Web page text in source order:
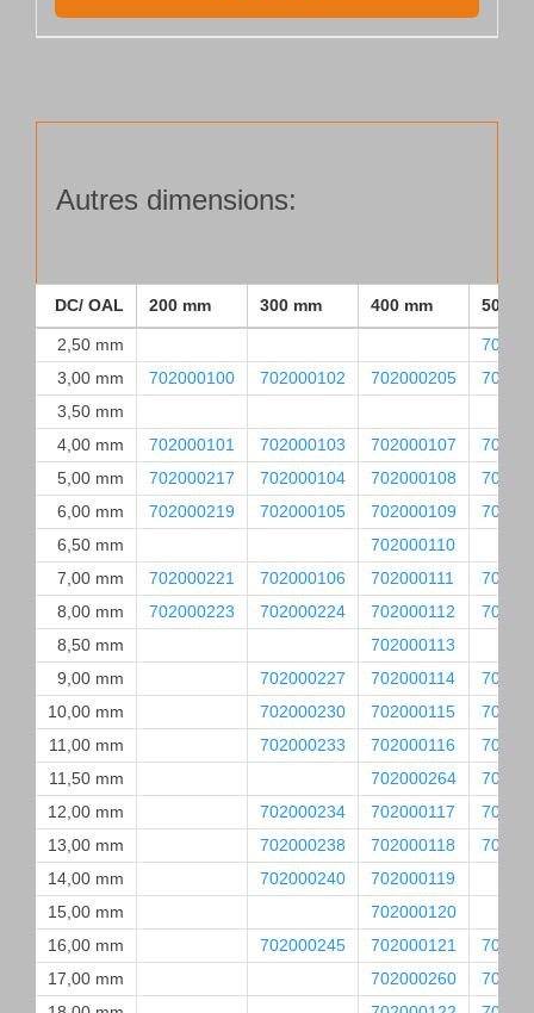
Autres dimensions:
DC/ OAL 200 mm 300 mm 400 mm 500
2,50 mm
3,00 mm
702000100 702000102 702000205
3,50 mm
4,00 mm
702000101 702000103 702000107
5,00 mm
702000217 702000104 702000108
6,00 mm
702000219 702000105 702000109
6,50 mm
702000110
7,00 mm
702000221 702000106 702000111
8,00 mm
702000223 702000224 702000112
8,50 mm
702000113
9,00 mm
702000227 702000114
10,00 mm
702000230 702000115
11,00 mm
702000233 702000116
11,50 mm
702000264
12,00 mm
702000234 702000117
13,00 mm
702000238 702000118
14,00 mm
702000240
702000119
15,00 mm
702000120
16,00 mm
702000245 702000121
17,00 mm
702000260